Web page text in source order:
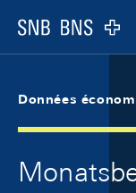
Logo
Données